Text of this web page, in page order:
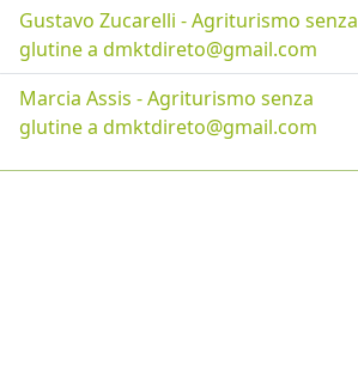
Gustavo Zucarelli - Agriturismo senza
glutine a dmktdireto@gmail.com
Marcia Assis - Agriturismo senza
glutine a dmktdireto@gmail.com